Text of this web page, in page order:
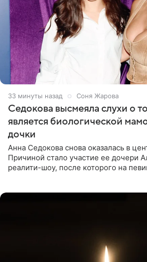
33 минуты назад Соня Жарова
Седокова высмеяла слухи о
является биологической
дочки
Анна Седокова снова оказалась в
Причиной стало участие ее дочери
реалити-шоу, после которого на